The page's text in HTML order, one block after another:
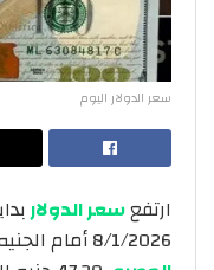
سعر الدولار اليوم
ارتفعسعر الدولار
8/1/2026 أمام الجنيه المصري ، ليسجل